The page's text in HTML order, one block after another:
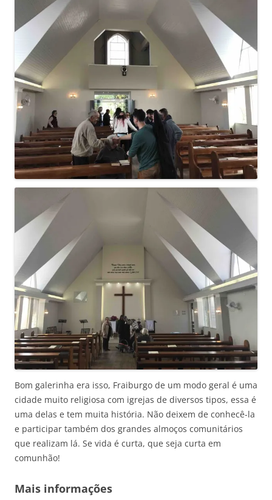
Bom galerinha era isso, Fraiburgo de um modo geral é uma
cidade muito religiosa com igrejas de diversos tipos, essa é
uma delas e tem muita história. Não deixem de conhecê-la
e participar também dos grandes almoços comunitários
que realizam lá. Se vida é curta, que seja curta em
comunhão!
Mais informações